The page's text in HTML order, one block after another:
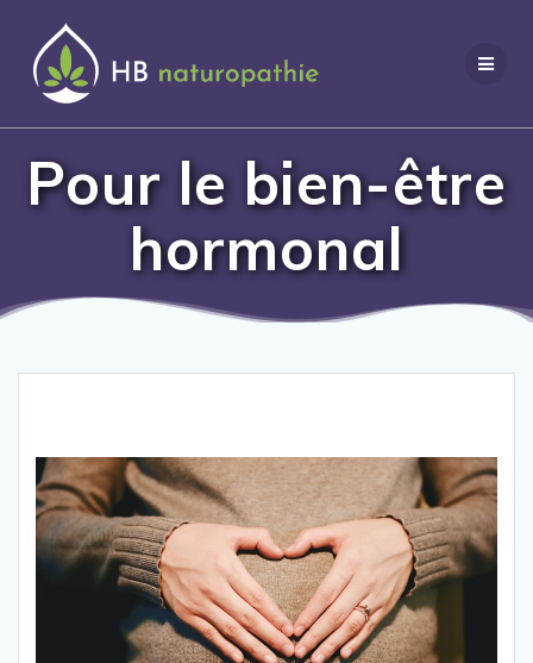
contenu
Pour le bien-être
hormonal